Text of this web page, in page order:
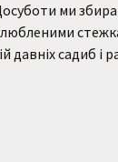
ми
давніх садиб і